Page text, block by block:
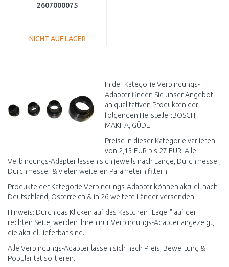
2607000075
NICHT AUF LAGER
In der Kategorie Verbindungs-
Adapter finden Sie unser Angebot
an qualitativen Produkten der
folgenden Hersteller:BOSCH,
MAKITA, GÜDE.
Preise in dieser Kategorie variieren
von 2,13 EUR bis 27 EUR. Alle
Verbindungs-Adapter lassen sich jeweils nach Länge, Durchmesser,
Durchmesser & vielen weiteren Parametern filtern.
Produkte der Kategorie Verbindungs-Adapter können aktuell nach
Deutschland, Österreich & in 26 weitere Länder versenden.
Hinweis: Durch das Klicken auf das Kästchen "Lager" auf der
rechten Seite, werden Ihnen nur Verbindungs-Adapter angezeigt,
die aktuell lieferbar sind.
Alle Verbindungs-Adapter lassen sich nach Preis, Bewertung &
Popularität sortieren.